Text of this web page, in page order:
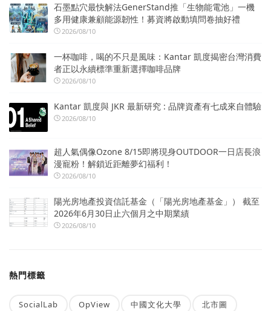
石墨點穴最快解法GenerStand推「生物能電池」一機
多用健康兼顧能源韌性！募資將啟動填問卷抽好禮
2026/08/10
一杯咖啡，喝的不只是風味：Kantar 凱度揭密台灣消費
者正以永續標準重新選擇咖啡品牌
2026/08/10
Kantar 凱度與 JKR 最新研究 : 品牌資產有七成來自體驗
2026/08/10
超人氣偶像Ozone 8/15即將現身OUTDOOR一日店長浪
漫寵粉！解鎖近距離夢幻福利！
2026/08/10
陽光房地產投資信託基金（「陽光房地產基金」） 截至
2026年6月30日止六個月之中期業績
2026/08/10
熱門標籤
SocialLab OpView 中國文化大學 北市圖